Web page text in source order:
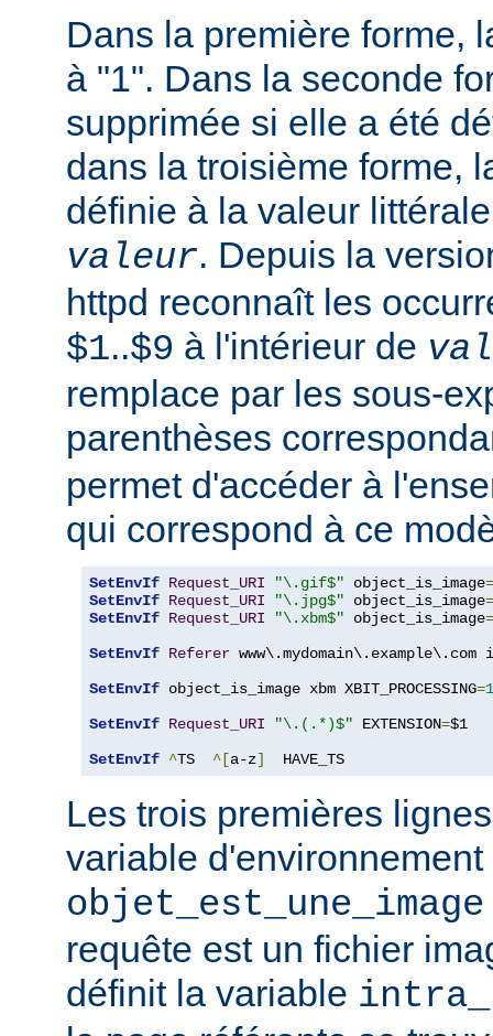
Dans la première forme,
à "1". Dans la seconde
supprimée si elle a été
dans la troisième forme,
définie à la valeur
valeur. Depuis la
httpd reconnaît les
$1..$9 à l'intérieur de
remplace par les sous-
parenthèses
permet d'accéder à
qui correspond à ce
SetEnvIf Request_URI "\.gif$" object_is_image=
SetEnvIf Request_URI "\.jpg$" object_is_image=
SetEnvIf Request_URI "\.xbm$" object_is_image=
SetEnvIf Referer
SetEnvIf object_is_image xbm XBIT_PROCESSING=1
SetEnvIf Request_URI "\.(.*)$" EXTENSION=$1
SetEnvIf ^TS ^[a-z]
  HAVE_TS
Les trois premières
variable d'environnement
objet_est_une_image
requête est un fichier
définit la variable